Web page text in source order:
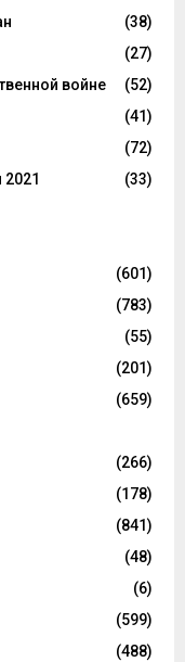
(38)
(27)
войне
(52)
(41)
(72)
(33)
(601)
(783)
(55)
(201)
(659)
(266)
(178)
(841)
(48)
(6)
(599)
(488)